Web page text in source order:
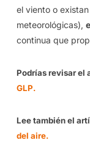
el viento o
meteorológicas),
continua que
Podrías revisar el
GLP.
Lee también el
del aire.